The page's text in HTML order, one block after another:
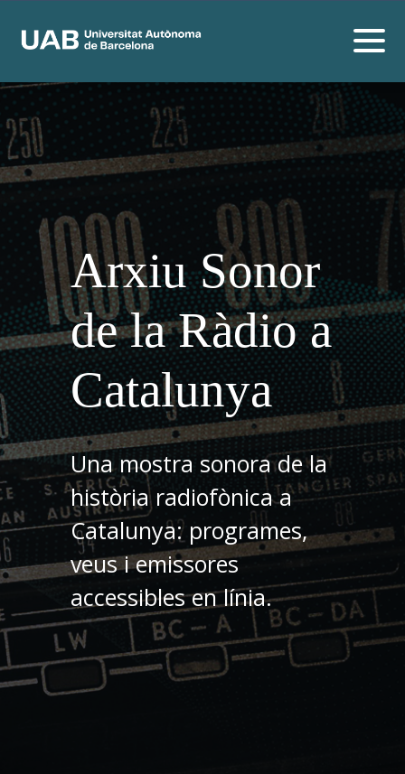
Arxiu Sonor
de la Ràdio a
Catalunya
Una mostra sonora de la
història radiofònica a
Catalunya: programes,
veus i emissores
accessibles en línia.